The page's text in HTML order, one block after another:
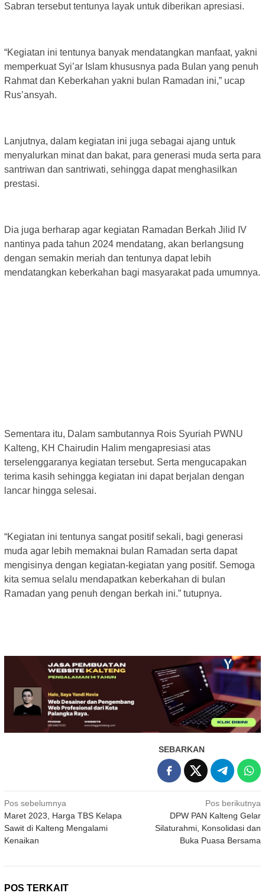
Sabran tersebut tentunya layak untuk diberikan apresiasi.
“Kegiatan ini tentunya banyak mendatangkan manfaat, yakni
memperkuat Syi’ar Islam khususnya pada Bulan yang penuh
Rahmat dan Keberkahan yakni bulan Ramadan ini,” ucap
Rus’ansyah.
Lanjutnya, dalam kegiatan ini juga sebagai ajang untuk
menyalurkan minat dan bakat, para generasi muda serta para
santriwan dan santriwati, sehingga dapat menghasilkan
prestasi.
Dia juga berharap agar kegiatan Ramadan Berkah Jilid IV
nantinya pada tahun 2024 mendatang, akan berlangsung
dengan semakin meriah dan tentunya dapat lebih
mendatangkan keberkahan bagi masyarakat pada umumnya.
Sementara itu, Dalam sambutannya Rois Syuriah PWNU
Kalteng, KH Chairudin Halim mengapresiasi atas
terselenggaranya kegiatan tersebut. Serta mengucapakan
terima kasih sehingga kegiatan ini dapat berjalan dengan
lancar hingga selesai.
“Kegiatan ini tentunya sangat positif sekali, bagi generasi
muda agar lebih memaknai bulan Ramadan serta dapat
mengisinya dengan kegiatan-kegiatan yang positif. Semoga
kita semua selalu mendapatkan keberkahan di bulan
Ramadan yang penuh dengan berkah ini.” tutupnya.
SEBARKAN
Navigasi
pos
Pos sebelumnya
Maret 2023, Harga TBS Kelapa
Sawit di Kalteng Mengalami
Kenaikan
Pos berikutnya
DPW PAN Kalteng Gelar
Silaturahmi, Konsolidasi dan
Buka Puasa Bersama
POS TERKAIT